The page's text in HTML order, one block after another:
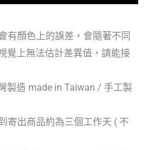
有顏色上的誤差，會隨著不同
覺上無法估計差異值，請能接
製造 made in Taiwan / 手工製
寄出商品約為三個工作天 ( 不